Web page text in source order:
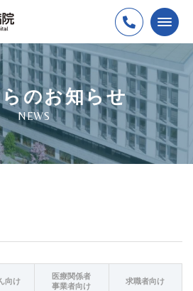
のお知らせ
NEWS
向け
医療関係者
事業者向け
求職者向け